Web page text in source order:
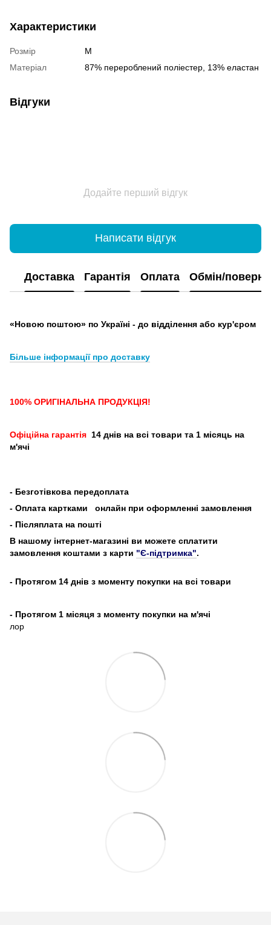
Характеристики
Розмір
M
Матеріал
87% перероблений поліестер, 13% еластан
Відгуки
Додайте перший відгук
Написати відгук
Доставка Гарантія Оплата Обмін/
«Новою поштою» по Україні - до відділення або кур'єром
Більше інформації про доставку
100% ОРИГІНАЛЬНА ПРОДУКЦІЯ!
Офіційна гарантія 14 днів на всі товари та 1 місяць на
м'ячі
- Безготівкова передоплата
- Оплата картками
онлайн при оформленні замовлення
- Післяплата на пошті
В нашому інтернет-магазині ви можете сплатити
замовлення коштами з карти "Є-підтримка".
- Протягом 14 днів з моменту покупки на всі товари
- Протягом 1 місяця з моменту покупки на м'ячі
лор